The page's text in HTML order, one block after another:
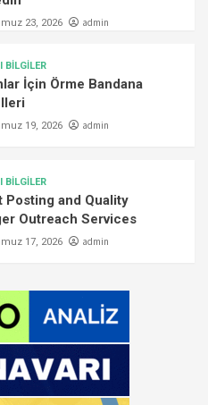
23, 2026 admin
BİLGİLER
İçin Örme Bandana
19, 2026 admin
BİLGİLER
Posting and Quality
Outreach Services
17, 2026 admin